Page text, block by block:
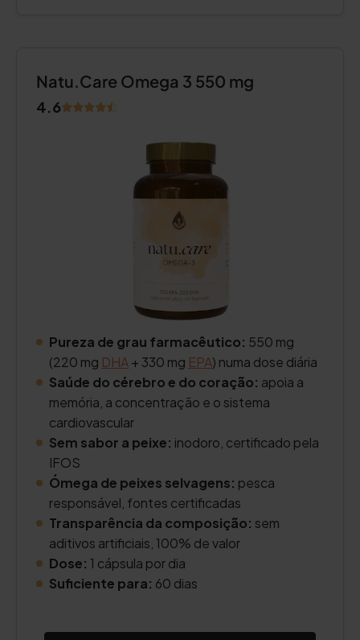
Natu.Care Omega 3 550 mg
4.6
Pureza de grau farmacêutico: 550 mg
(220 mg DHA+ 330 mg EPA) numa dose diária
Saúde do cérebro e do coração: apoia a
memória, a concentração e o sistema
cardiovascular
Sem sabor a peixe: inodoro, certificado pela
IFOS
Ómega de peixes selvagens: pesca
responsável, fontes certificadas
Transparência da composição: sem
aditivos artificiais, 100% de valor
Dose: 1 cápsula por dia
Suficiente para: 60 dias